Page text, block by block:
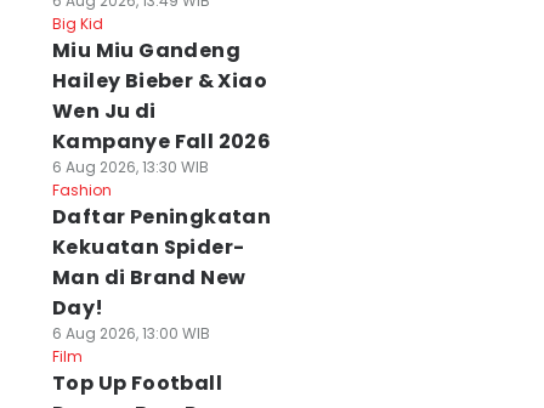
Big Kid
Miu Miu Gandeng
Hailey Bieber & Xiao
Wen Ju di
Kampanye Fall 2026
6 Aug 2026, 13:30 WIB
Fashion
Daftar Peningkatan
Kekuatan Spider-
Man di Brand New
Day!
6 Aug 2026, 13:00 WIB
Film
Top Up Football